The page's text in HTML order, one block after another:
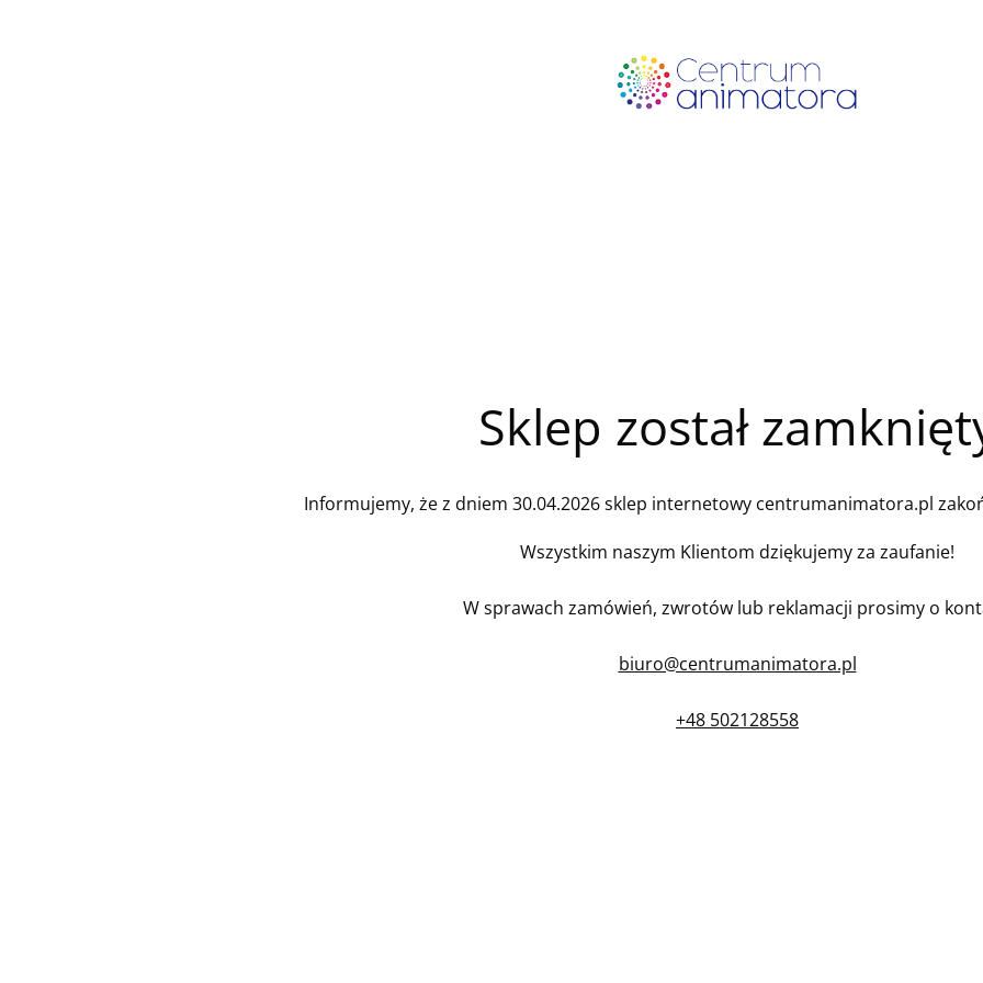
Sklep został
Informujemy, że z dniem 30.04.2026 sklep internetowy centrumanimatora.pl
Wszystkim naszym Klientom dziękujemy za zaufanie!
W sprawach zamówień, zwrotów lub reklamacji prosimy o
biuro@centrumanimatora.pl
+48 502128558